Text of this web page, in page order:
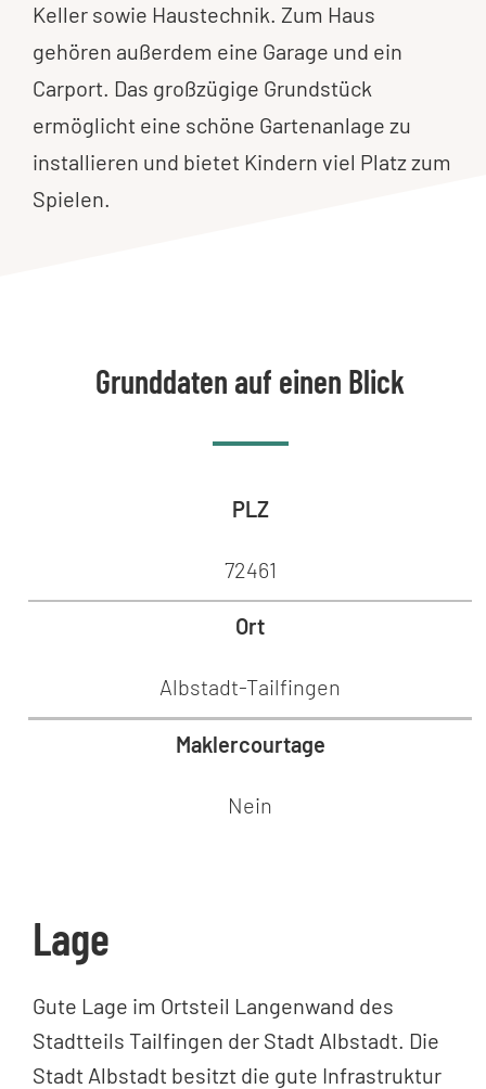
Keller sowie Haustechnik. Zum Haus
gehören außerdem eine Garage und ein
Carport. Das großzügige Grundstück
ermöglicht eine schöne Gartenanlage zu
installieren und bietet Kindern viel Platz zum
Spielen.
Grunddaten auf einen Blick
PLZ
72461
Ort
Albstadt-Tailfingen
Maklercourtage
Nein
Lage
Gute Lage im Ortsteil Langenwand des
Stadtteils Tailfingen der Stadt Albstadt. Die
Stadt Albstadt besitzt die gute Infrastruktur